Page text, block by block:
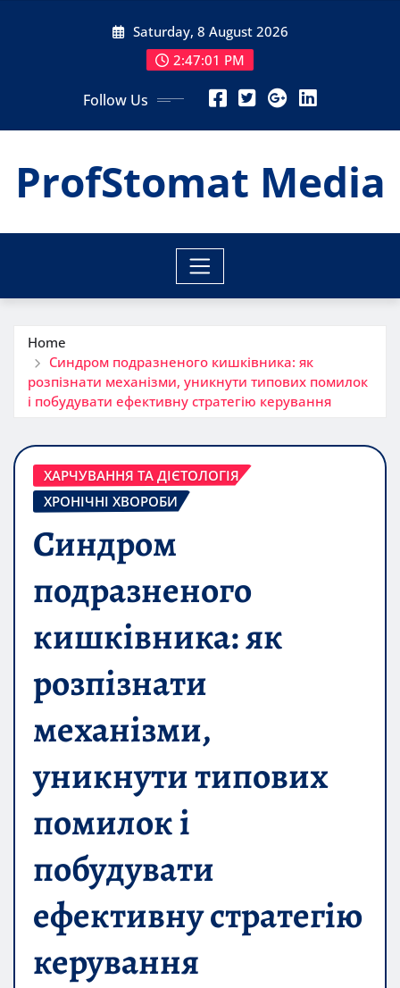
Saturday, 8 August 2026
2:47:02 PM
Follow Us
ProfStomat Media
Home
Синдром подразненого кишківника: як
розпізнати механізми, уникнути типових помилок
і побудувати ефективну стратегію керування
ХАРЧУВАННЯ ТА ДІЄТОЛОГІЯ
ХРОНІЧНІ ХВОРОБИ
Синдром
подразненого
кишківника: як
розпізнати
механізми,
уникнути типових
помилок і
побудувати
ефективну стратегію
керування